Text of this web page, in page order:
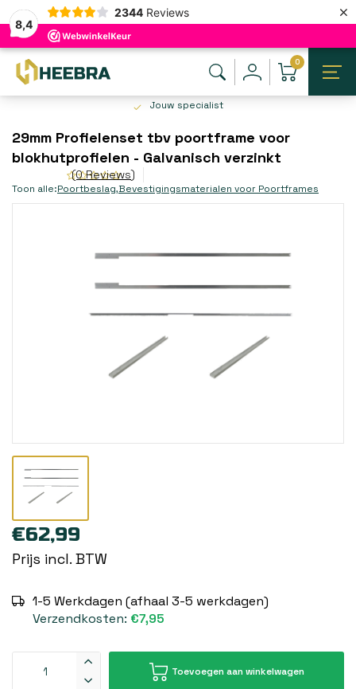
8,4
2344 Reviews ×
0
Jouw specialist
29mm Profielenset tbv poortframe voor
blokhutprofielen - Galvanisch verzinkt
(0 Reviews)
Toon alle:Poortbeslag,Bevestigingsmaterialen voor Poortframes
€62,99
Prijs incl. BTW
1-5 Werkdagen (afhaal 3-5 werkdagen)
Verzendkosten: €7,95
Toevoegen aan winkelwagen